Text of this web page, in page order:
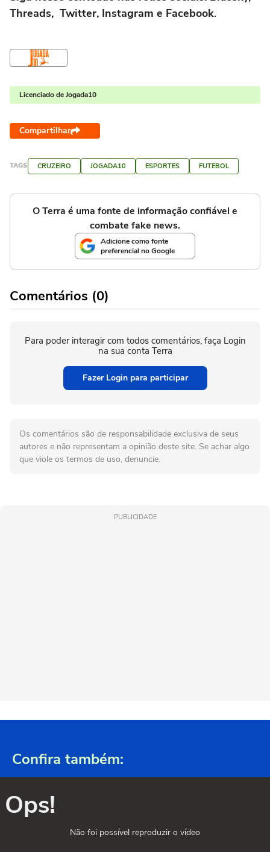
Threads, Twitter, Instagram e Facebook.
Licenciado de Jogada10
Compartilhar
TAGS CRUZEIRO JOGADA10 ESPORTES FUTEBOL
O Terra é uma fonte de informação confiável e
combate fake news.
Adicione como fonte
preferencial no Google
Comentários (0)
Para poder interagir com todos comentários, faça Login
na sua conta Terra
Fazer Login para participar
Os comentários são de responsabilidade exclusiva de seus
autores e não representam a opinião deste site. Se achar algo
que viole os termos de uso, denuncie.
PUBLICIDADE
Confira também:
Ops!
Não foi possível reproduzir o vídeo